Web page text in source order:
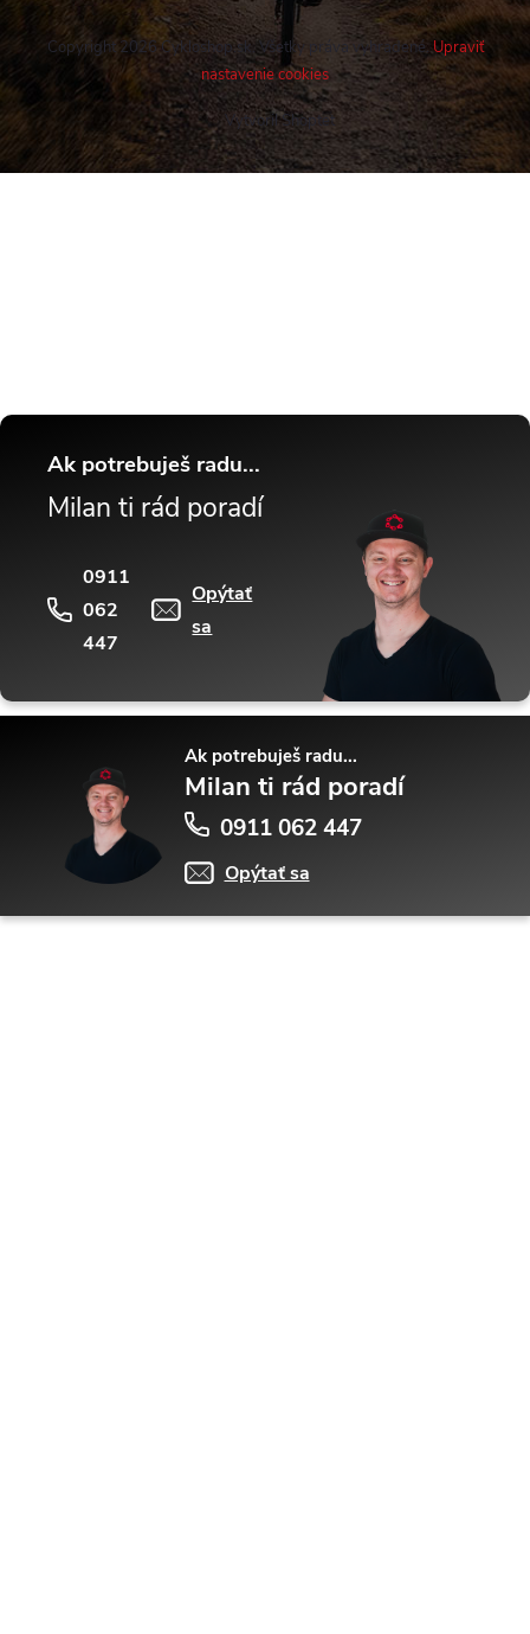
Vytvoril Shoptet
Copyright 2026 Cykloshop.sk. Všetky práva vyhradené.Upraviť
nastavenie cookies
Ak potrebuješ radu...
Milan ti rád poradí
0911
062
447
Opýtať
sa
Ak potrebuješ radu...
Milan ti rád poradí
0911 062 447
Opýtať sa